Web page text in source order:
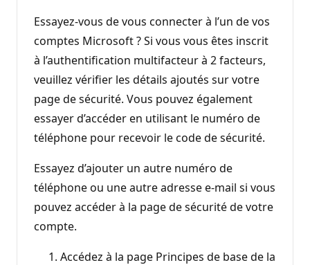
Essayez-vous de vous connecter à l’un de vos
comptes Microsoft ? Si vous vous êtes inscrit
à l’authentification multifacteur à 2 facteurs,
veuillez vérifier les détails ajoutés sur votre
page de sécurité. Vous pouvez également
essayer d’accéder en utilisant le numéro de
téléphone pour recevoir le code de sécurité.
Essayez d’ajouter un autre numéro de
téléphone ou une autre adresse e-mail si vous
pouvez accéder à la page de sécurité de votre
compte.
Accédez à la page Principes de base de la